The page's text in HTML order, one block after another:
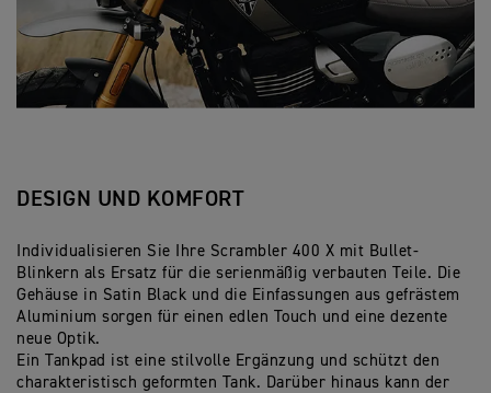
DESIGN UND KOMFORT
Individualisieren Sie Ihre Scrambler 400 X mit Bullet-
Blinkern als Ersatz für die serienmäßig verbauten Teile. Die
Gehäuse in Satin Black und die Einfassungen aus gefrästem
Aluminium sorgen für einen edlen Touch und eine dezente
neue Optik.
Ein Tankpad ist eine stilvolle Ergänzung und schützt den
charakteristisch geformten Tank. Darüber hinaus kann der